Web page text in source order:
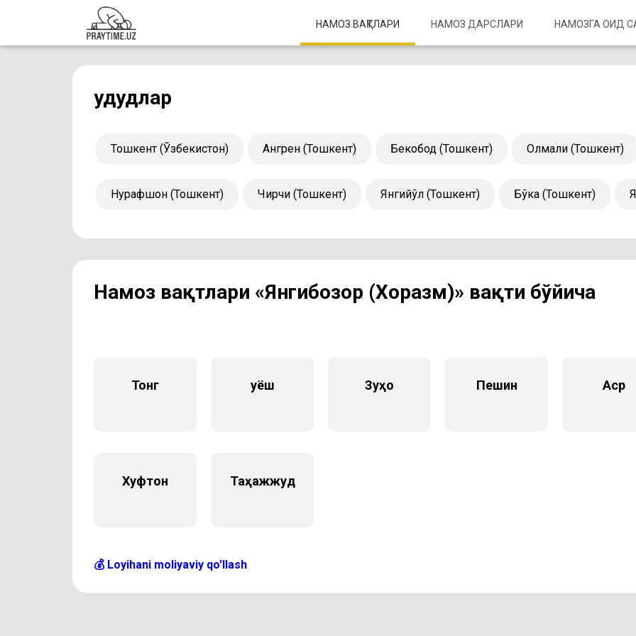
НАМОЗ ВАҚТЛАРИ НАМОЗ ДАРСЛАРИ НАМОЗГА ОИД
Ҳудудлар
Тошкент (Ўзбекистон) Ангрен (Тошкент) Бекобод (Тошкент) Олмалиқ (Тошкент)
Нурафшон (Тошкент) Чирчиқ (Тошкент) Янгийўл (Тошкент) Бўка (Тошкент)
Намоз вақтлари «Янгибозор (Хоразм)» вақти бўйича
Тонг Қуёш Зуҳо Пешин Аср
Хуфтон Таҳажжуд
💰 Loyihani moliyaviy qo'llash